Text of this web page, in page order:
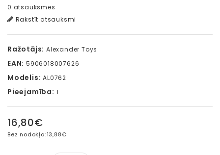
0 atsauksmes
Rakstīt atsauksmi
Ražotājs: Alexander Toys
EAN: 5906018007626
Modelis: AL0762
Pieejamība: 1
16,80€
Bez nodokļa:13,88€